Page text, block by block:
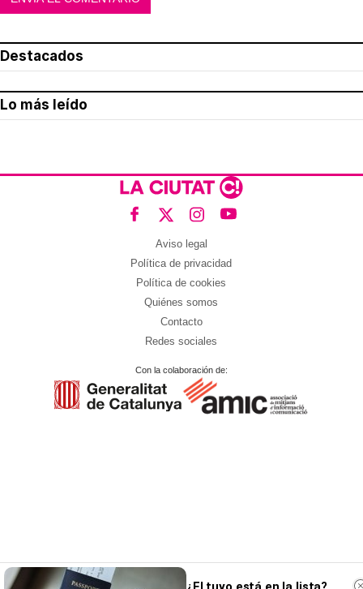
Destacados
Lo más leído
Aviso legal
Política de privacidad
Política de cookies
Quiénes somos
Contacto
Redes sociales
Con la colaboración de: